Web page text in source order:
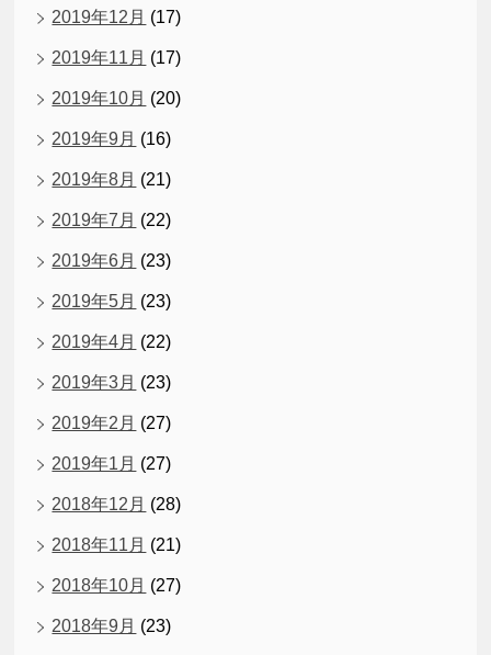
2019年12月 (17)
2019年11月 (17)
2019年10月 (20)
2019年9月 (16)
2019年8月 (21)
2019年7月 (22)
2019年6月 (23)
2019年5月 (23)
2019年4月 (22)
2019年3月 (23)
2019年2月 (27)
2019年1月 (27)
2018年12月 (28)
2018年11月 (21)
2018年10月 (27)
2018年9月 (23)